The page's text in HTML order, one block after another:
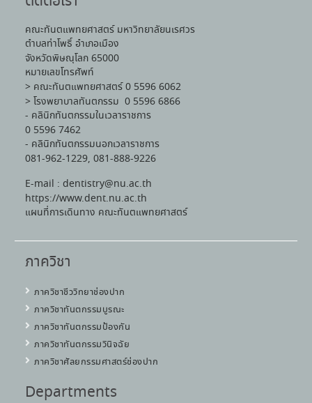
คณะทันตแพทยศาสตร์ มหาวิทยาลัยนเรศวร
ตำบลท่าโพธิ์ อำเภอเมือง
จังหวัดพิษณุโลก 65000
หมายเลขโทรศัพท์
> คณะทันตแพทยศาสตร์ 0 5596 6062
> โรงพยาบาลทันตกรรม 0 5596 6866
- คลินิกทันตกรรมในเวลาราชการ
0 5596 7462
- คลินิกทันตกรรมนอกเวลาราชการ
081-962-1229, 081-888-9226
E-mail : dentistry@nu.ac.th
https://www.dent.nu.ac.th
แผนที่การเดินทาง คณะทันตแพทยศาสตร์
ภาควิชา
ภาควิชาชีววิทยาช่องปาก
ภาควิชาทันตกรรมบูรณะ
ภาควิชาทันตกรรมป้องกัน
ภาควิชาทันตกรรมวินิจฉัย
ภาควิชาศัลยกรรมศาสตร์ช่องปาก
Departments